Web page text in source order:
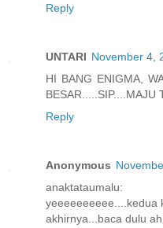
Reply
UNTARI November 4,
HI BANG ENIGMA,
BESAR.....SIP....MAJU
Reply
Anonymous
anaktataumalu:
yeeeeeeeeee....kedua
akhirnya...baca dulu ah..